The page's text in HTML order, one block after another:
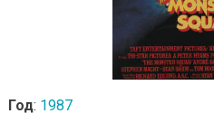
Год: 1987